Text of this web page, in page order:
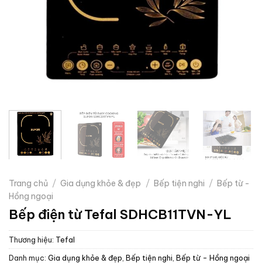
Trang chủ / Gia dụng khỏe & đẹp / Bếp tiện nghi / Bếp từ -
Hồng ngoại
Bếp điện từ Tefal SDHCB11TVN-YL
Thương hiệu: Tefal
Danh mục: Gia dụng khỏe & đẹp Bếp tiện nghi Bếp từ - Hồng ngoại